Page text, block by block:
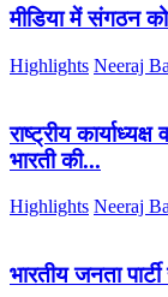
मीडिया में संगठन
Highlights Neeraj
राष्ट्रीय
भारती की...
Highlights Neeraj
भारतीय जनता